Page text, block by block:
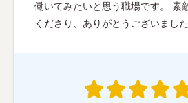
働いてみたいと思う職場です。 素
くださり、ありがとうございました